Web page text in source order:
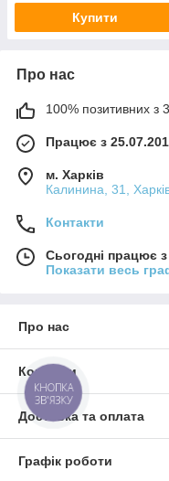
Купити
Про нас
100% позитивних з
Працює з
м. Харків
Калинина, 31,
Контакти
Сьогодні працює
Показати весь
Про нас
Контакти
Доставка та оплата
Графік роботи
КНОПКА
ЗВ'ЯЗКУ